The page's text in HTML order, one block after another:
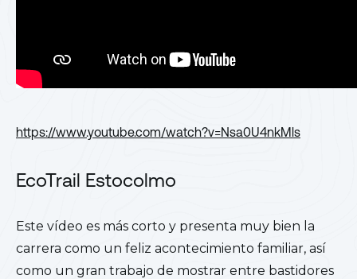
https://www.youtube.com/watch?v=Nsa0U4nkMls
EcoTrail Estocolmo
Este vídeo es más corto y presenta muy bien la
carrera como un feliz acontecimiento familiar, así
como un gran trabajo de mostrar entre bastidores